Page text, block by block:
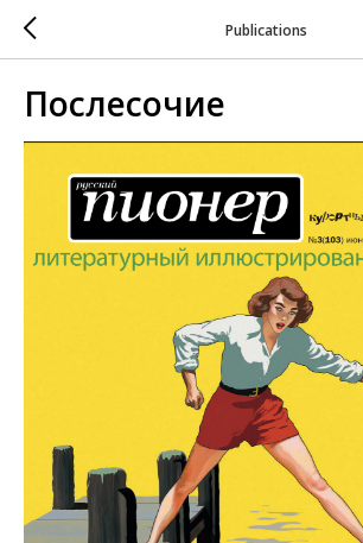
Publications
Послесочие